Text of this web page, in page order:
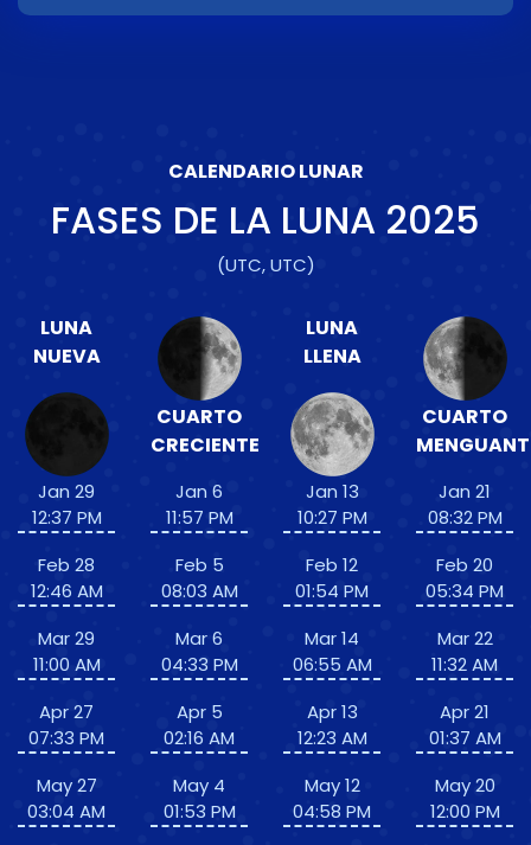
CALENDARIO LUNAR
FASES DE LA LUNA 2025
(UTC, UTC)
LUNA
NUEVA
Jan 29
12:37 PM
Feb 28
12:46 AM
Mar 29
11:00 AM
Apr 27
07:33 PM
May 27
03:04 AM
CUARTO
CRECIENTE
Jan 6
11:57 PM
Feb 5
08:03 AM
Mar 6
04:33 PM
Apr 5
02:16 AM
May 4
01:53 PM
LUNA
LLENA
Jan 13
10:27 PM
Feb 12
01:54 PM
Mar 14
06:55 AM
Apr 13
12:23 AM
May 12
04:58 PM
CUARTO
Jan 21
08:32 PM
Feb 20
05:34 PM
Mar 22
11:32 AM
Apr 21
01:37 AM
May 20
12:00 PM